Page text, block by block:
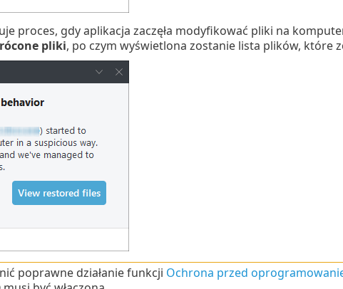
proces, gdy aplikacja zaczęła modyfikować pliki na
pliki, po czym wyświetlona zostanie lista plików, które
poprawne działanie funkcji Ochrona przed